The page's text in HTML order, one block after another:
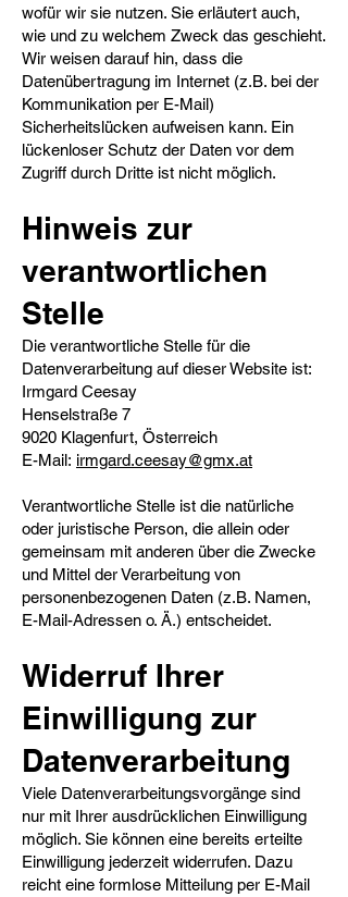
wofür wir sie nutzen. Sie erläutert auch,
wie und zu welchem Zweck das geschieht.
Wir weisen darauf hin, dass die
Datenübertragung im Internet (z.B. bei der
Kommunikation per E-Mail)
Sicherheitslücken aufweisen kann. Ein
lückenloser Schutz der Daten vor dem
Zugriff durch Dritte ist nicht möglich.
Hinweis zur
verantwortlichen
Stelle​
Die verantwortliche Stelle für die
Datenverarbeitung auf dieser Website ist:
Irmgard Ceesay
Henselstraße 7
9020 Klagenfurt, Österreich
E-Mail: irmgard.ceesay@gmx.at
Verantwortliche Stelle ist die natürliche
oder juristische Person, die allein oder
gemeinsam mit anderen über die Zwecke
und Mittel der Verarbeitung von
personenbezogenen Daten (z.B. Namen,
E-Mail-Adressen o. Ä.) entscheidet.
Widerruf Ihrer
Einwilligung zur
Datenverarbeitung​
Viele Datenverarbeitungsvorgänge sind
nur mit Ihrer ausdrücklichen Einwilligung
möglich. Sie können eine bereits erteilte
Einwilligung jederzeit widerrufen. Dazu
reicht eine formlose Mitteilung per E-Mail